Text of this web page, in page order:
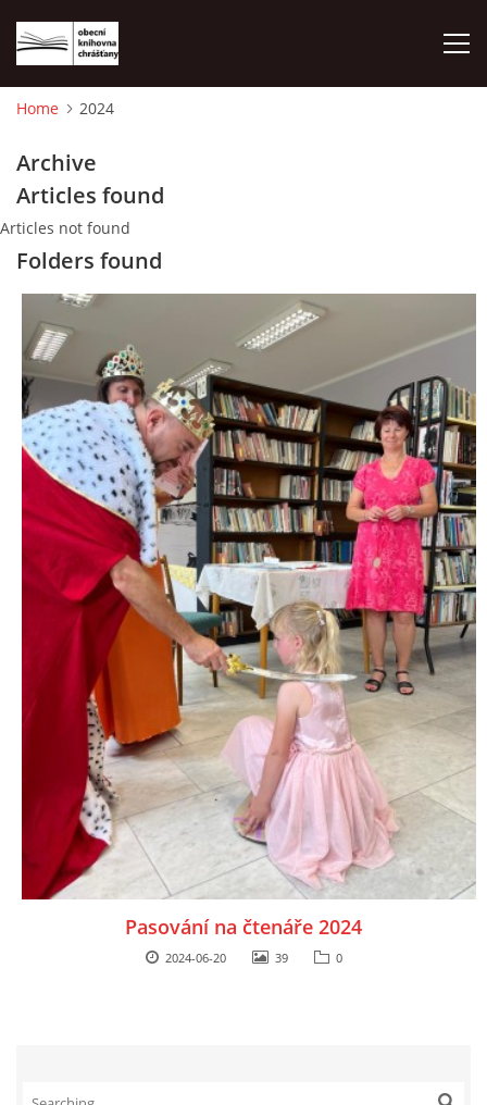
PHOTO ALBUM
© 2026 eStránky.cz WebSlice Updated: 2026-08-01
Home 2024
Archive
Articles found
Articles not found
Folders found
Pasování na čtenáře 2024
2024-06-20 39 0